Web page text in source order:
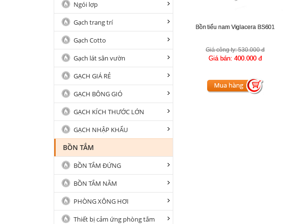
Bồn tiểu nam Viglacera BS601
Giá công ty:530.000 đ
Giá bán: 400.000 đ
Ngói lợp
Gạch trang trí
Gạch Cotto
Gạch lát sân vườn
GẠCH GIÁ RẺ
GẠCH BÔNG GIÓ
GẠCH KÍCH THƯỚC LỚN
GẠCH NHẬP KHẨU
BỒN TẮM
BỒN TẮM ĐỨNG
BỒN TẮM NẰM
PHÒNG XÔNG HƠI
Thiết bị cảm ứng phòng tắm